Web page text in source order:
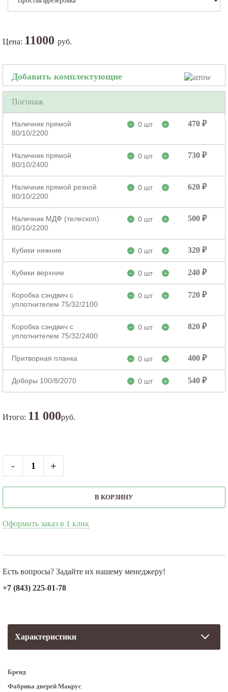
Цена: 11000 руб.
Добавить комплектующие
Погонаж
Наличник прямой
80/10/2200
− 0 шт + 470 ₽
Наличник прямой
80/10/2400
− 0 шт + 730 ₽
Наличник прямой резной
80/10/2200
− 0 шт + 620 ₽
Наличник МДФ (телескоп)
80/10/2200
− 0 шт + 500 ₽
Кубики нижние − 0 шт + 320 ₽
Кубики верхние − 0 шт + 240 ₽
Коробка сэндвич с
уплотнителем 75/32/2100
− 0 шт + 720 ₽
Коробка сэндвич с
уплотнителем 75/32/2400
− 0 шт + 820 ₽
Притворная планка − 0 шт + 400 ₽
Доборы 100/8/2070 − 0 шт + 540 ₽
Итого: 11 000руб.
- +
В КОРЗИНУ
Оформить заказ в 1 клик
Есть вопросы? Задайте их нашему менеджеру!
+7 (843) 225-01-78
Характеристики
Бренд
Фабрика дверей Макрус